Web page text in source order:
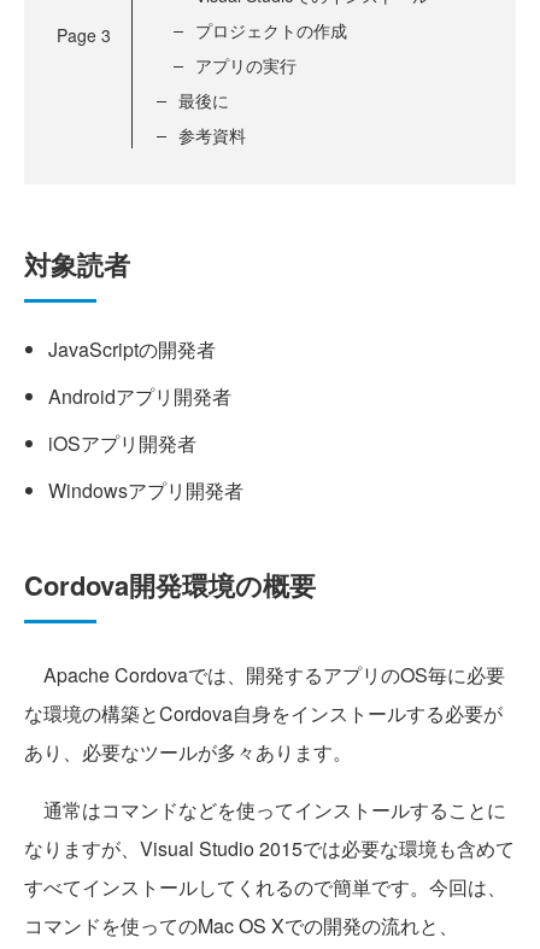
Page 3
プロジェクトの作成
アプリの実行
最後に
参考資料
対象読者
JavaScriptの開発者
Androidアプリ開発者
iOSアプリ開発者
Windowsアプリ開発者
Cordova開発環境の概要
Apache Cordovaでは、開発するアプリのOS毎に必要
な環境の構築とCordova自身をインストールする必要が
あり、必要なツールが多々あります。
通常はコマンドなどを使ってインストールすることに
なりますが、Visual Studio 2015では必要な環境も含めて
すべてインストールしてくれるので簡単です。今回は、
コマンドを使ってのMac OS Xでの開発の流れと、